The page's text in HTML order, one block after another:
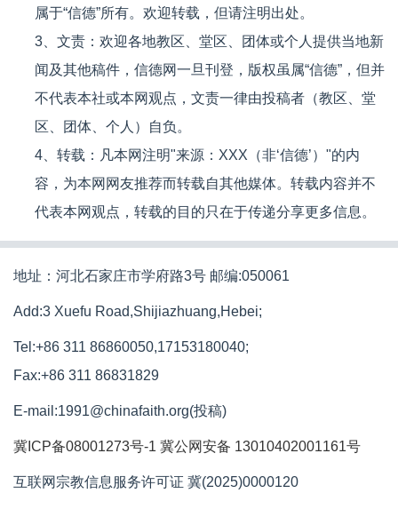
属于“信德”所有。欢迎转载，但请注明出处。
3、文责：欢迎各地教区、堂区、团体或个人提供当地新
闻及其他稿件，信德网一旦刊登，版权虽属“信德”，但并
不代表本社或本网观点，文责一律由投稿者（教区、堂
区、团体、个人）自负。
4、转载：凡本网注明"来源：XXX（非‘信德’）"的内
容，为本网网友推荐而转载自其他媒体。转载内容并不
代表本网观点，转载的目的只在于传递分享更多信息。
地址：河北石家庄市学府路3号 邮编:050061
Add:3 Xuefu Road,Shijiazhuang,Hebei;
Tel:+86 311 86860050,17153180040;
Fax:+86 311 86831829
E-mail:1991@chinafaith.org(投稿)
冀ICP备08001273号-1 冀公网安备 13010402001161号
互联网宗教信息服务许可证 冀(2025)0000120